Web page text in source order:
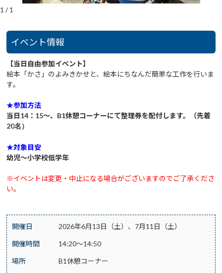
1 /1
イベント情報
【当日自由参加イベント】
絵本「かさ」のよみきかせと、絵本にちなんだ簡単な工作を行いま
す。
★参加方法
当日14：15～、B1休憩コーナーにて整理券を配付します。（先着
20名）
★対象目安
幼児～小学校低学年
※イベントは変更・中止になる場合がございますのでご了承くださ
い。
開催日 2026年6月13日（土）、7月11日（土）
開催時間 14:20～14:50
場所 B1休憩コーナー